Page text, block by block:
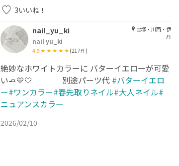
3いいね！
nail_yu_ki
nail yu_ki
4.9 (217件)
宝塚・川西・伊
丹
絶妙なホワイトカラーに バターイエローが可愛
い🧈💛🤍 別途パーツ代 #バターイエロ
ー#ワンカラー#春先取りネイル#大人ネイル#
ニュアンスカラー
2026/02/10